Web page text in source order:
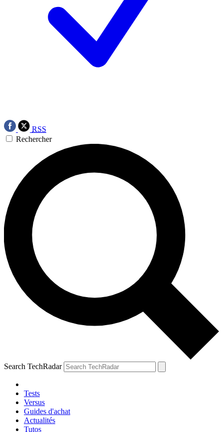
RSS
Rechercher
Search TechRadar
Tests
Versus
Guides d'achat
Actualités
Tutos